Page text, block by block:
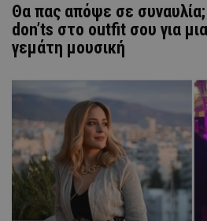
Θα πας απόψε σε συναυλία;
don’ts στο outfit σου για
γεμάτη μουσική